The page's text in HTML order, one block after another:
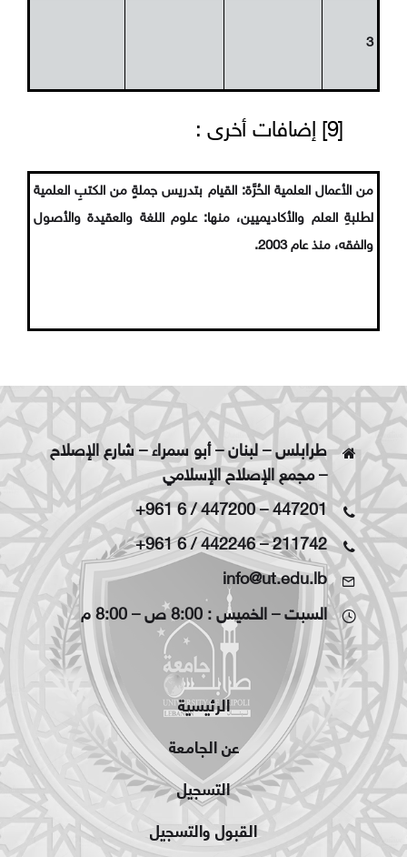
3
[9] إضافات أخرى :
من الأعمال العلمية الحُرَّة: القيام بتدريس جملةٍ من الكتبِ العلمية
لطلبةِ العلم والأكاديميين، منها: علوم اللغة والعقيدة والأصول
والفقه، منذ عام 2003.
طرابلس – لبنان – أبو سمراء – شارع الإصلاح
– مجمع الإصلاح الإسلامي
+961 6 / 447200–447201
+961 6 / 442246–211742
info@ut.edu.lb
السبت – الخميس : 8:00 ص – 8:00 م
الرئيسية
عن الجامعة
التسجيل
القبول والتسجيل